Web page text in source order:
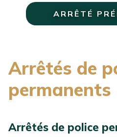
ARRÊTÉ
Arrêtés de
permanents
Arrêtés de police